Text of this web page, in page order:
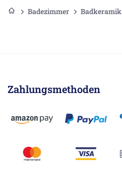
Badezimmer Badkeramik
Zahlungsmethoden